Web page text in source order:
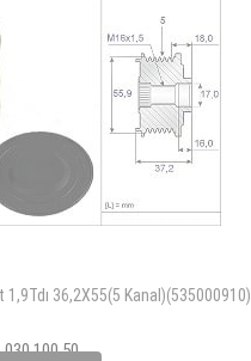
36,2X55(5 Kanal)(535000910)
030 100 50